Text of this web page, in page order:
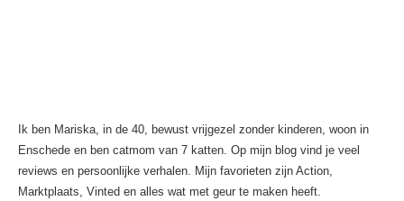
Ik ben Mariska, in de 40, bewust vrijgezel zonder kinderen, woon in
Enschede en ben catmom van 7 katten. Op mijn blog vind je veel
reviews en persoonlijke verhalen. Mijn favorieten zijn Action,
Marktplaats, Vinted en alles wat met geur te maken heeft.